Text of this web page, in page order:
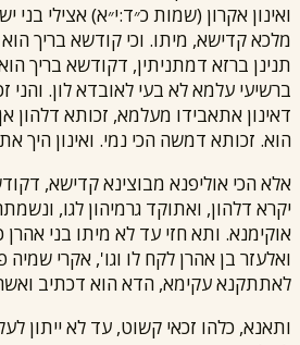
ואינון אקרון (שמות כ״ד:י״א) אצילי בני
מלכא קדישא, מיתו. וכי קודשא בריך
תנינן ברזא דמתניתין, דקודשא בריך
ברשיעי עלמא לא בעי לאובדא לון.
דאינון אתאבידו מעלמא, זכותא דלהון
הוא. זכותא דמשה הכי נמי. ואינון היך
אלא הכי אוליפנא מבוצינא קדישא,
יקרא דלהון, ואתוקד גרמיהון לגו,
אוקימנא. ותא חזי עד לא מיתו בני אהרן
ואלעזר בן אהרן לקח לו וגו', אקרי שמיה
לאתתקנא עקימא, הדא הוא דכתיב
ותאנא, כלהו זכאי קשוט, עד לא ייתון